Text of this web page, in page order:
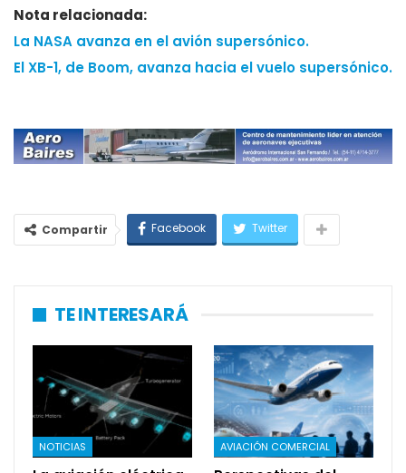
Nota relacionada:
La NASA avanza en el avión supersónico.
El XB-1, de Boom, avanza hacia el vuelo supersónico.
Compartir Facebook Twitter
TE INTERESARÁ
NOTICIAS AVIACIÓN COMERCIAL